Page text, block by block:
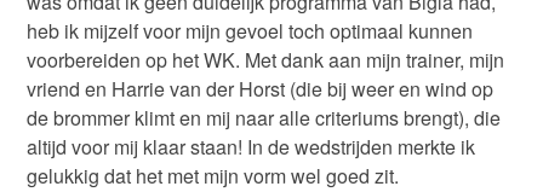
heb ik mijzelf voor mijn gevoel toch optimaal kunnen
voorbereiden op het WK. Met dank aan mijn trainer, mijn
vriend en Harrie van der Horst (die bij weer en wind op
de brommer klimt en mij naar alle criteriums brengt), die
altijd voor mij klaar staan! In de wedstrijden merkte ik
gelukkig dat het met mijn vorm wel goed zit.